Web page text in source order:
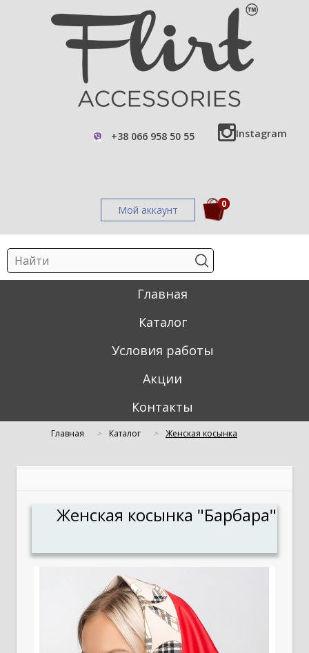
Мой аккаунт
+38 066 958 50 55 Instagram
0
Главная
Каталог
Условия работы
Акции
Контакты
Главная Каталог Женская косынка
Женская косынка "Барбара"